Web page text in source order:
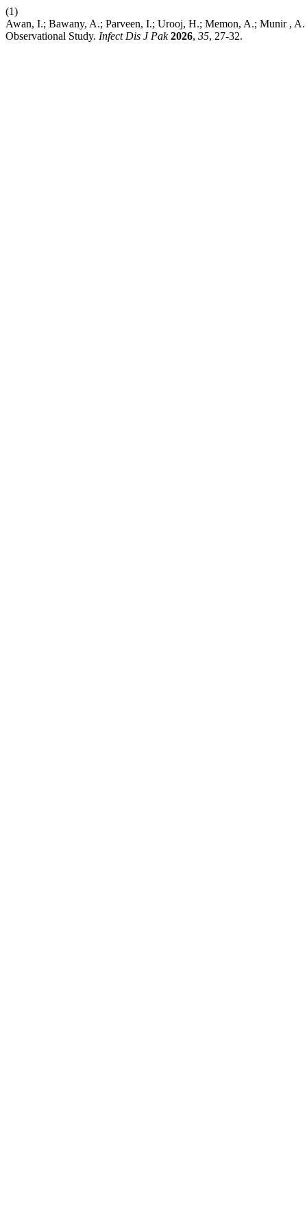
(1)
Awan, I.; Bawany, A.; Parveen, I.; Urooj, H.; Memon, A.; Munir ,
Observational Study. Infect Dis J Pak 2026, 35, 27-32.